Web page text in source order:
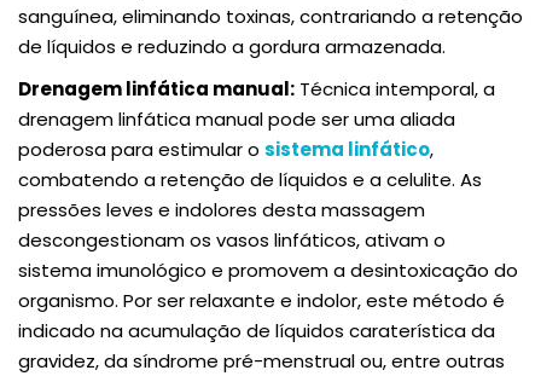
sanguínea, eliminando toxinas, contrariando a retenção
de líquidos e reduzindo a gordura armazenada.
Drenagem linfática manual: Técnica intemporal, a
drenagem linfática manual pode ser uma aliada
poderosa para estimular o sistema linfático,
combatendo a retenção de líquidos e a celulite. As
pressões leves e indolores desta massagem
descongestionam os vasos linfáticos, ativam o
sistema imunológico e promovem a desintoxicação do
organismo. Por ser relaxante e indolor, este método é
indicado na acumulação de líquidos caraterística da
gravidez, da síndrome pré-menstrual ou, entre outras